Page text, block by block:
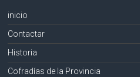
inicio
Contactar
Historia
Cofradías de la Provincia